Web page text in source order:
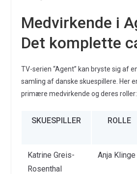
Medvirkende i
Det komplette
TV-serien “Agent” kan bryste sig af
samling af danske skuespillere. Her
primære medvirkende og deres roller:
SKUESPILLER ROLLE
Katrine Greis-
Rosenthal
Anja Klinge